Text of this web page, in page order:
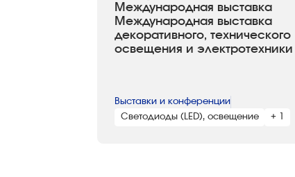
Международная выставка
Международная выставка
декоративного, технического
освещения и электротехники
Выставки и конференции
Светодиоды (LED), освещение
+ 1